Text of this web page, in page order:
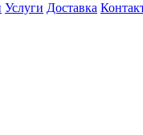
Услуги Доставка